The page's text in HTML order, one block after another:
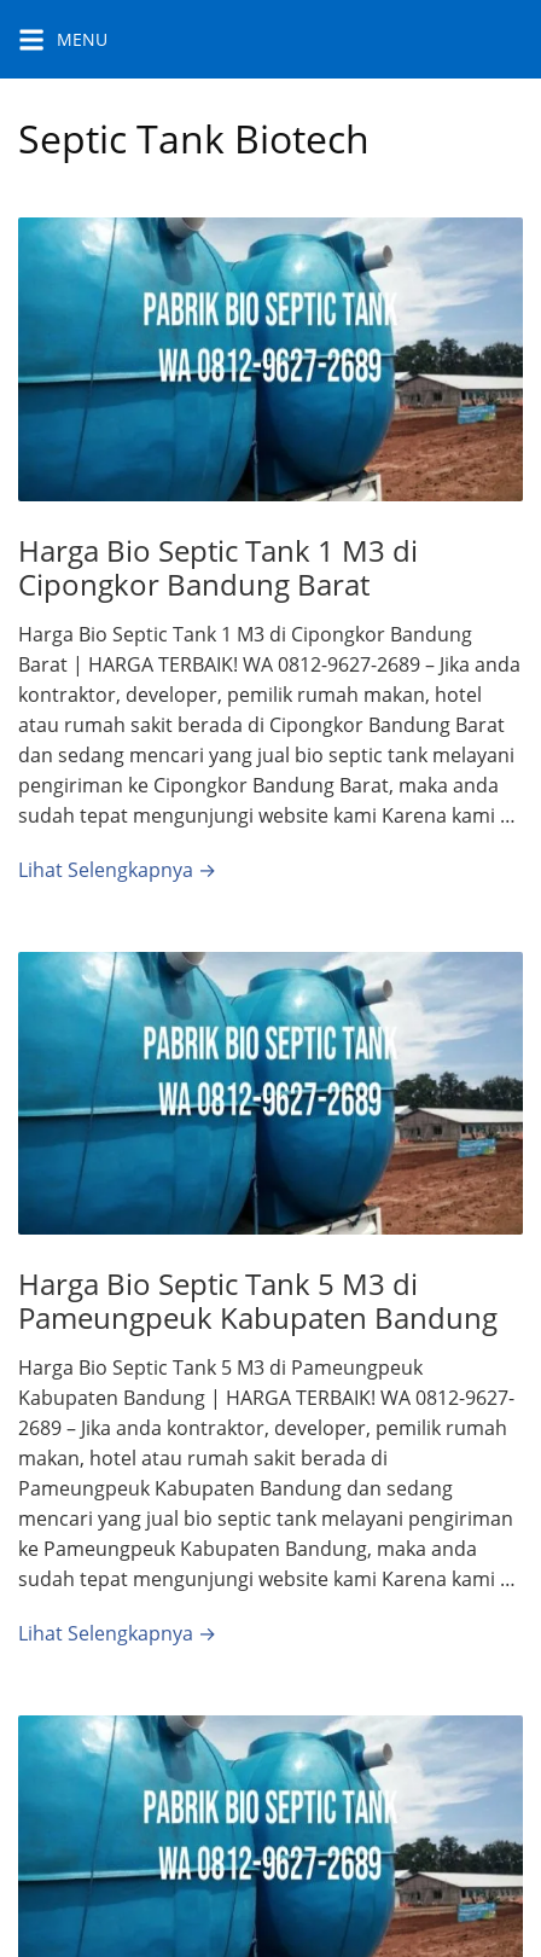
content
MENU
Septic Tank Biotech
Harga Bio Septic Tank 1 M3 di
Cipongkor Bandung Barat
Harga Bio Septic Tank 1 M3 di Cipongkor Bandung
Barat | HARGA TERBAIK! WA 0812-9627-2689 – Jika anda
kontraktor, developer, pemilik rumah makan, hotel
atau rumah sakit berada di Cipongkor Bandung Barat
dan sedang mencari yang jual bio septic tank melayani
pengiriman ke Cipongkor Bandung Barat, maka anda
sudah tepat mengunjungi website kami Karena kami …
Lihat Selengkapnya →
Harga Bio Septic Tank 5 M3 di
Pameungpeuk Kabupaten Bandung
Harga Bio Septic Tank 5 M3 di Pameungpeuk
Kabupaten Bandung | HARGA TERBAIK! WA 0812-9627-
2689 – Jika anda kontraktor, developer, pemilik rumah
makan, hotel atau rumah sakit berada di
Pameungpeuk Kabupaten Bandung dan sedang
mencari yang jual bio septic tank melayani pengiriman
ke Pameungpeuk Kabupaten Bandung, maka anda
sudah tepat mengunjungi website kami Karena kami …
Lihat Selengkapnya →